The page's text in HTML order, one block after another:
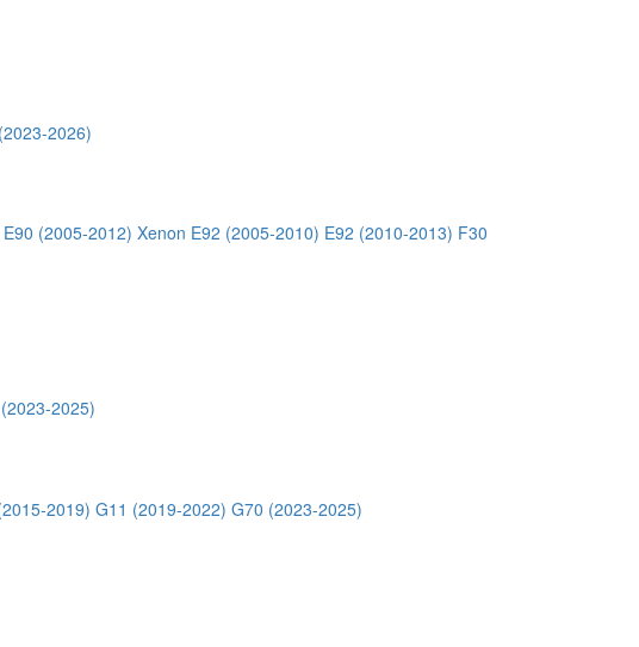
2026)
E90 (2005-2012) Xenon E92 (2005-2010) E92 (2010-2013) F30
2025)
2019) G11 (2019-2022) G70 (2023-2025)